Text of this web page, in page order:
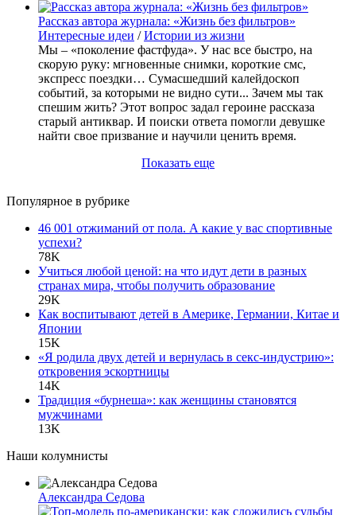
Рассказ автора журнала: «Жизнь без фильтров»
Интересные идеи /Истории из жизни
Мы – «поколение фастфуда». У нас все быстро, на
скорую руку: мгновенные снимки, короткие смс,
экспресс поездки… Сумасшедший калейдоскоп
событий, за которыми не видно сути... Зачем мы так
спешим жить? Этот вопрос задал героине рассказа
старый антиквар. И поиски ответа помогли девушке
найти свое призвание и научили ценить время.
Показать еще
Популярное в рубрике
46 001 отжиманий от пола. А какие у вас спортивные
успехи?
78K
Учиться любой ценой: на что идут дети в разных
странах мира, чтобы получить образование
29K
Как воспитывают детей в Америке, Германии, Китае и
Японии
15K
«Я родила двух детей и вернулась в секс-индустрию»:
откровения эскортницы
14K
Традиция «бурнеша»: как женщины становятся
мужчинами
13K
Наши колумнисты
Александра Седова